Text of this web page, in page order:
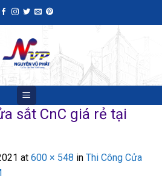
sắt CnC giá rẻ tại
at 600 × 548 in Thi Công Cửa